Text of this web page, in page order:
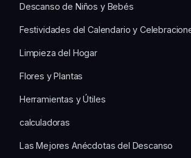
Descanso de Niños y Bebés
Festividades del Calendario y
Limpieza del Hogar
Flores y Plantas
Herramientas y Útiles
calculadoras
Las Mejores Anécdotas del Descanso